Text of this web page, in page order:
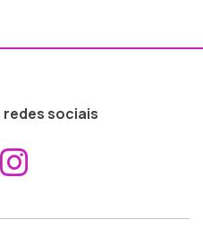
sociais
Aceder ao